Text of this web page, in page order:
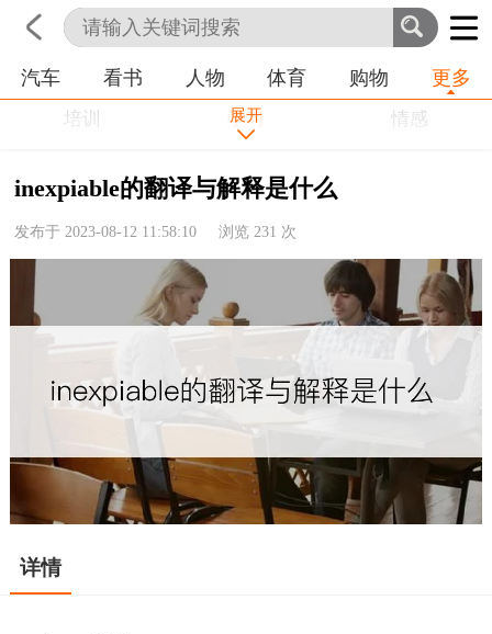
首页 科技 生活 职业
汽车 看书 人物 体育 购物 更多
培训 学习
情感
农业
命理
健康
历史
展开
inexpiable的翻译与解释是什么
发布于 2023-08-12 11:58:10 浏览231 次
详情